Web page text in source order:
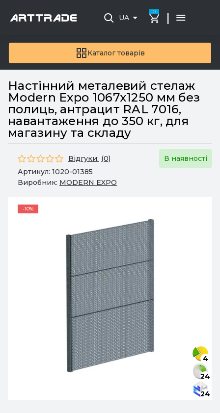
Каталог товарів
UA
0 |
Настінний металевий стелаж
Modern Expo 1067х1250 мм без
полиць, антрацит RAL 7016,
навантаження до 350 кг, для
магазину та складу
Відгуки: (0)
В наявності
Артикул: 1020-01385
Виробник: MODERN EXPO
-10%
4
24
24